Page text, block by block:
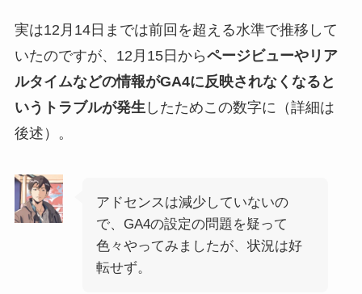
実は12月14日までは前回を超える水準で推移して
いたのですが、12月15日からページビューやリア
ルタイムなどの情報がGA4に反映されなくなると
いうトラブルが発生 したためこの数字に（詳細は
後述）。
アドセンスは減少していないの
で、GA4の設定の問題を疑って
色々やってみましたが、状況は好
転せず。